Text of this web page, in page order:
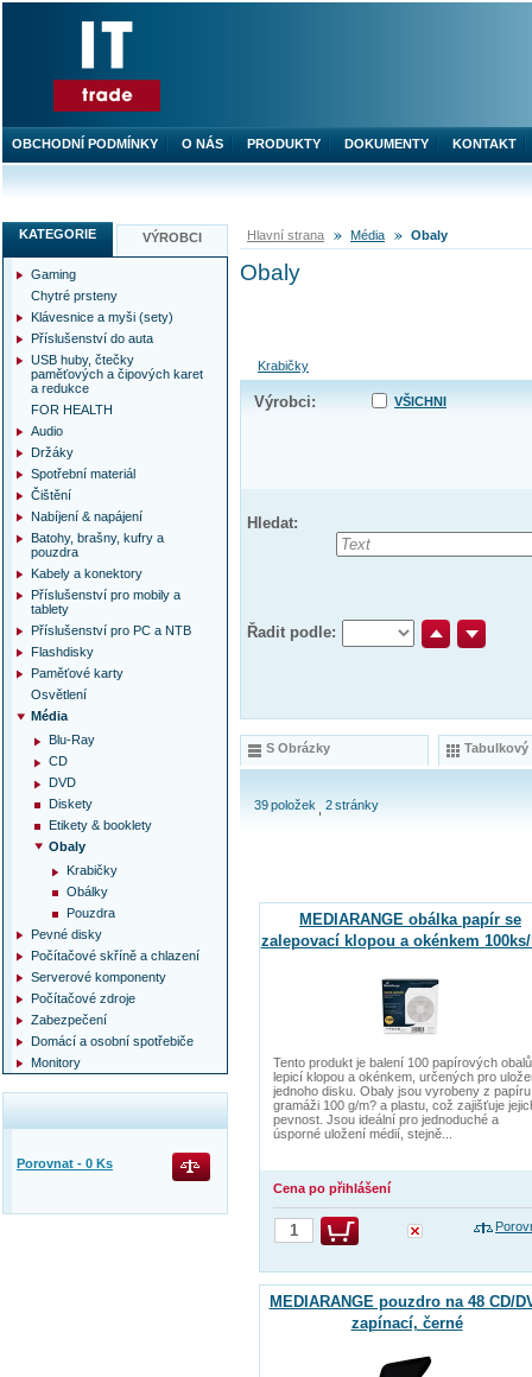
Hlavní strana Média Obaly
Obaly
Krabičky
Výrobci: VŠICHNI
Hledat:
Řadit podle:
S Obrázky Tabulkový
39položek 2stránky
MEDIARANGE obálka papír se
zalepovací klopou a okénkem
Tento produkt je balení 100 papírových
lepicí klopou a okénkem, určených pro
jednoho disku. Obaly jsou vyrobeny z
gramáži 100 g/m? a plastu, což zajišťuje
pevnost. Jsou ideální pro jednoduché a
úsporné uložení médií, stejně...
Cena po přihlášení
MEDIARANGE pouzdro na 48 CD/
zapínací, černé
KATEGORIE VÝROBCI
Gaming
Chytré prsteny
Klávesnice a myši (sety)
Příslušenství do auta
USB huby, čtečky
paměťových a čipových karet
a redukce
FOR HEALTH
Audio
Držáky
Spotřební materiál
Čištění
Nabíjení & napájení
Batohy, brašny, kufry a
pouzdra
Kabely a konektory
Příslušenství pro mobily a
tablety
Příslušenství pro PC a NTB
Flashdisky
Paměťové karty
Osvětlení
Média
Blu-Ray
CD
DVD
Diskety
Etikety & booklety
Obaly
Krabičky
Obálky
Pouzdra
Pevné disky
Počítačové skříně a chlazení
Serverové komponenty
Počítačové zdroje
Zabezpečení
Domácí a osobní spotřebiče
Monitory
Porovnat - 0 Ks
OBCHODNÍ PODMÍNKY O NÁS PRODUKTY DOKUMENTY KONTAKT